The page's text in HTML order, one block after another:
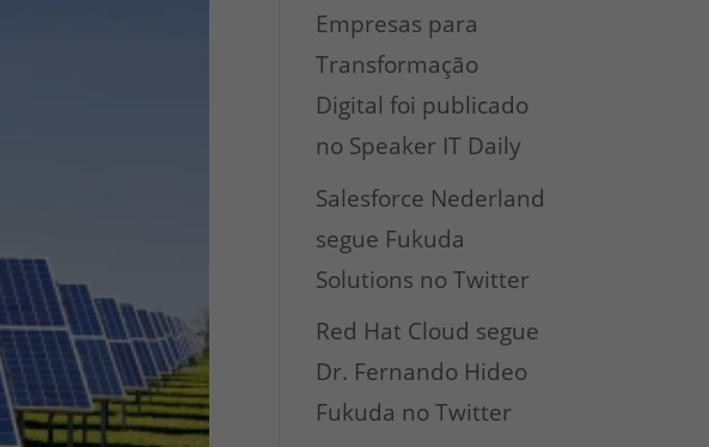
Empresas para
Transformação
Digital foi publicado
no Speaker IT Daily
Salesforce Nederland
segue Fukuda
Solutions no Twitter
Red Hat Cloud segue
Dr. Fernando Hideo
Fukuda no Twitter